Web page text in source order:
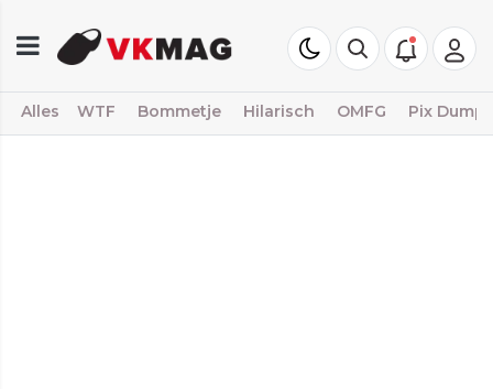
Alles WTF Bommetje Hilarisch OMFG Pix Dump